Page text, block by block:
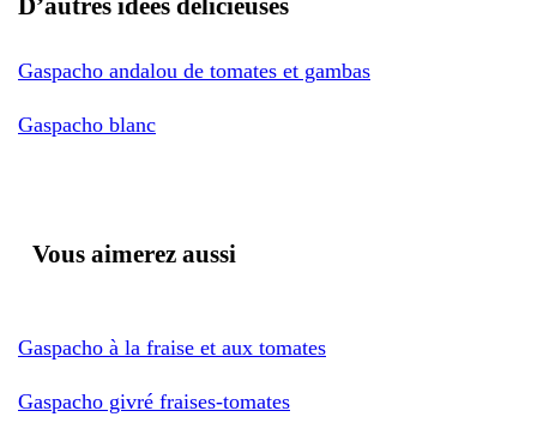
Gaspacho andalou de tomates et gambas
Gaspacho blanc
Vous aimerez aussi
Gaspacho à la fraise et aux tomates
Gaspacho givré fraises-tomates